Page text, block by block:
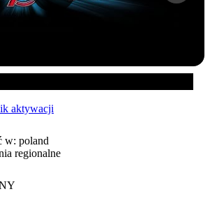
aktywacji
w: poland
regionalne